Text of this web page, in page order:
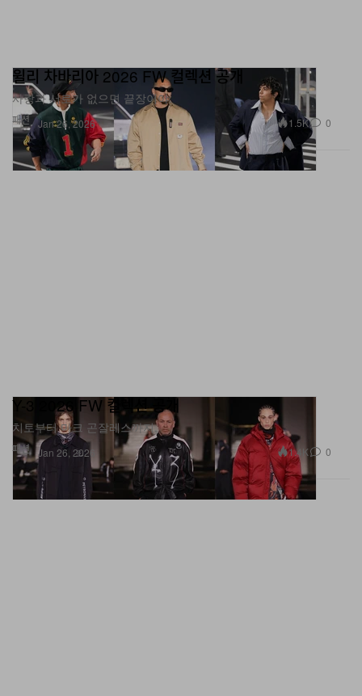
패션
윌리 차바리아 2026 FW 컬렉션 공개
사랑과 서로가 없으면 끝장이야.
Jan 26, 2026 1.5K 0
패션
Y-3 2026 FW 컬렉션 공개
치토부터 마크 곤잘레스까지.
Jan 26, 2026 1.4K 0